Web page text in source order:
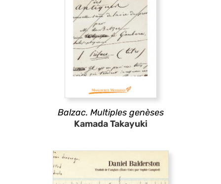
Balzac. Multiples genèses
Kamada Takayuki